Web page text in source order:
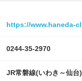
https://www.haneda-
0244-35-2970
JR常磐線(いわき～仙